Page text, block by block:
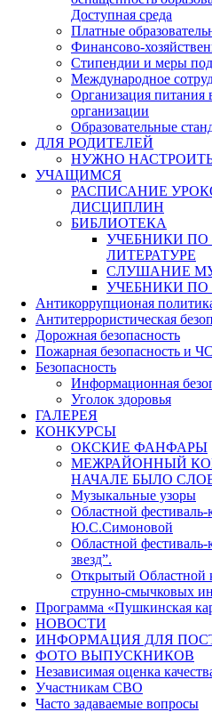
Доступная среда
Платные
Финансово-
Стипендии и меры
Международное
Организация питания
организации
Образовательные
ДЛЯ РОДИТЕЛЕЙ
НУЖНО
УЧАЩИМСЯ
РАСПИСАНИЕ
ДИСЦИПЛИН
БИБЛИОТЕКА
УЧЕБНИКИ
ЛИТЕРАТУРЕ
СЛУШАНИЕ
УЧЕБНИКИ
Антикоррупционая
Антитеррористическая
Дорожная безопасность
Пожарная безопасность и ЧС
Безопасность
Информационная
Уголок здоровья
ГАЛЕРЕЯ
КОНКУРСЫ
ОКСКИЕ ФАНФАРЫ
МЕЖРАЙОННЫЙ
НАЧАЛЕ БЫЛО
Музыкальные узоры
Областной
Ю.С.Симоновой
Областной фестиваль-
звезд”.
Открытый Областной
струнно-смычковых
Программа «Пушкинская
НОВОСТИ
ИНФОРМАЦИЯ ДЛЯ
ФОТО ВЫПУСКНИКОВ
Независимая оценка
Участникам СВО
Часто задаваемые вопросы